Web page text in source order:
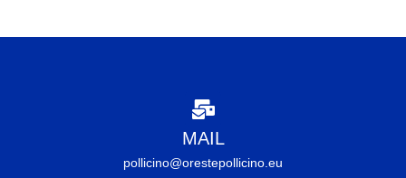
MAIL
pollicino@orestepollicino.eu